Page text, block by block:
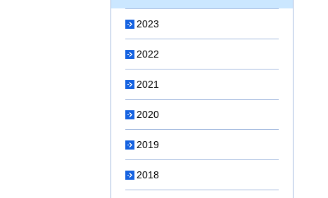
2023
2022
2021
2020
2019
2018